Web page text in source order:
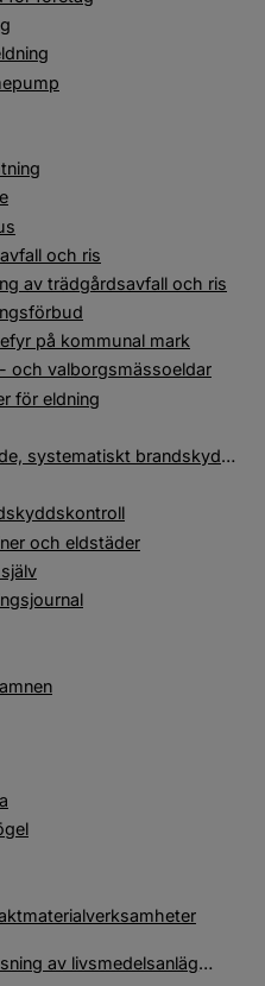
och ris
av trädgårdsavfall och ris
på kommunal mark
och valborgsmässoeldar
för eldning
Förebyggande, systematiskt brandskyddsarbete
och eldstäder
Riskklassning av livsmedelsanläggning eller dricksvattenanläggning